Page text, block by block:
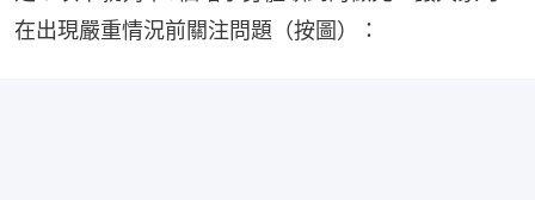
在出現嚴重情況前關注問題（按圖）：